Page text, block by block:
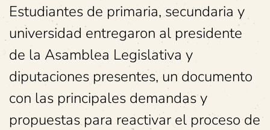
Estudiantes de primaria, secundaria y
universidad entregaron al presidente
de la Asamblea Legislativa y
diputaciones presentes, un documento
con las principales demandas y
propuestas para reactivar el proceso de